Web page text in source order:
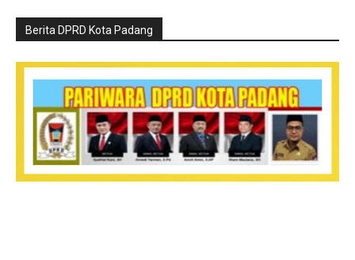
Berita DPRD Kota Padang